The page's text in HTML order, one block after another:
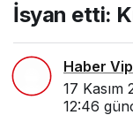
İsyan etti:
Haber Vip
17 Kasım
12:46